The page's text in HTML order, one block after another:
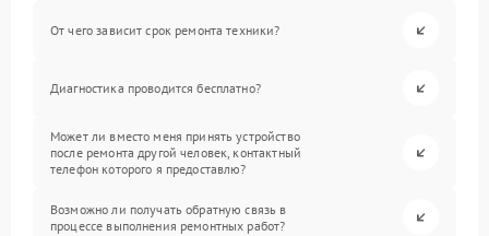
От чего зависит срок ремонта техники?
Диагностика проводится бесплатно?
Может ли вместо меня принять устройство
после ремонта другой человек, контактный
телефон которого я предоставлю?
Возможно ли получать обратную связь в
процессе выполнения ремонтных работ?